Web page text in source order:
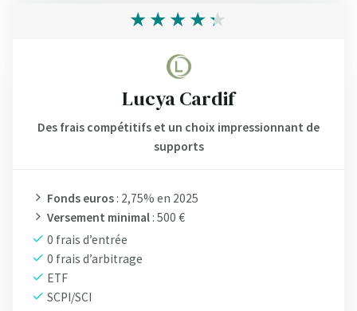
Lucya Cardif
Des frais compétitifs et un choix impressionnant de
supports
Fonds euros : 2,75% en 2025
Versement minimal : 500 €
0 frais d’entrée
0 frais d’arbitrage
ETF
SCPI/SCI